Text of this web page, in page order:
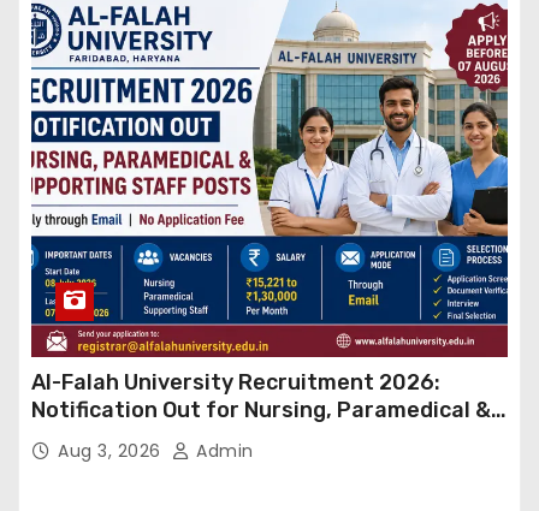
Al-Falah University Recruitment 2026:
Notification Out for Nursing, Paramedical &
Supporting Staff Posts, Apply Through Email
Aug 3, 2026 Admin